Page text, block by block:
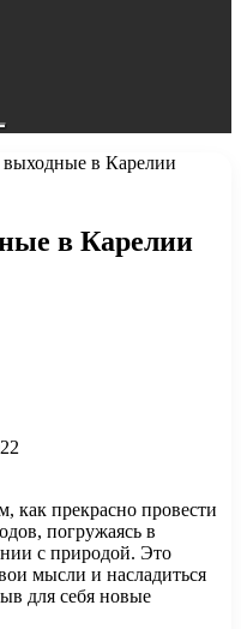
в Карелии
в Карелии
как прекрасно провести
погружаясь в
с природой. Это
мысли и насладиться
для себя новые